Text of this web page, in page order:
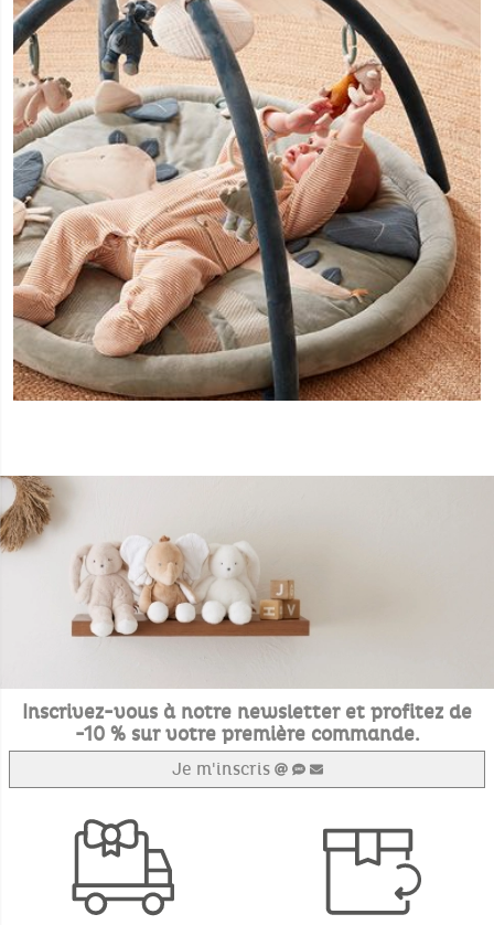
Inscrivez-vous à notre newsletter et profitez de
-10 % sur votre première commande.
Je m'inscris